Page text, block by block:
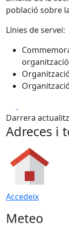
població sobre
Línies de servei:
Darrera
Adreces i
Accedeix
Meteo